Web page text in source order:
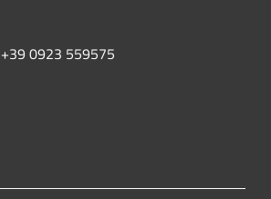
0923 559575